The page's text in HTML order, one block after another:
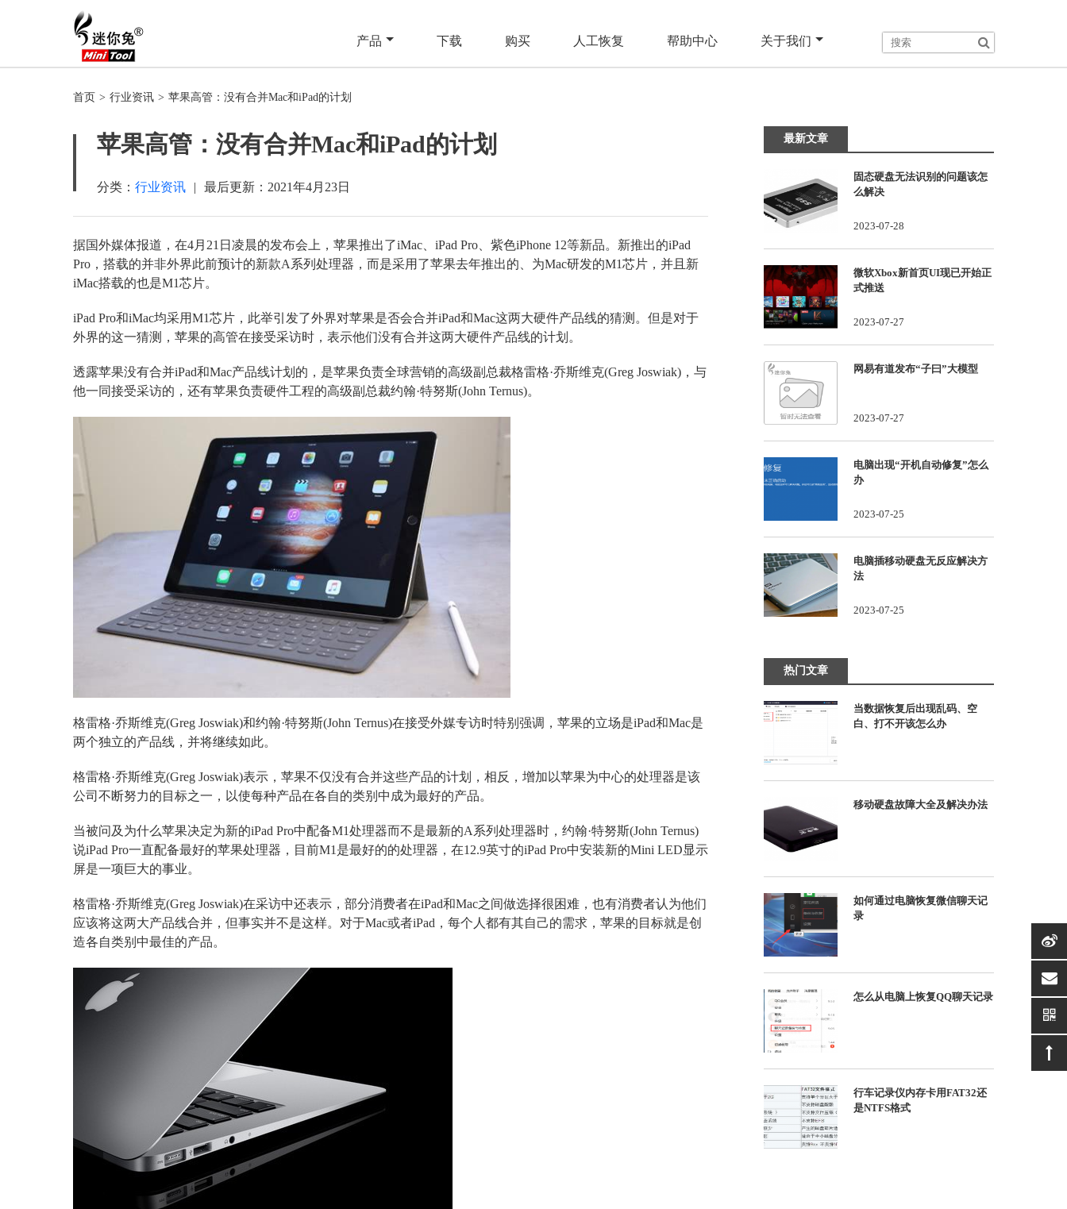
产品 下载 购买 人工恢复 帮助中心 关于我们
首页 > 行业资讯 > 苹果高管：没有合并Mac和iPad的计划
苹果高管：没有合并Mac和iPad的计划
分类： 行业资讯 | 最后更新： 2021年4月23日
据国外媒体报道，在4月21日凌晨的发布会上，苹果推出了iMac、iPad Pro、紫色iPhone 12等新品。新推出的iPad
Pro，搭载的并非外界此前预计的新款A系列处理器，而是采用了苹果去年推出的、为Mac研发的M1芯片，并且新
iMac搭载的也是M1芯片。
iPad Pro和iMac均采用M1芯片，此举引发了外界对苹果是否会合并iPad和Mac这两大硬件产品线的猜测。但是对于
外界的这一猜测，苹果的高管在接受采访时，表示他们没有合并这两大硬件产品线的计划。
透露苹果没有合并iPad和Mac产品线计划的，是苹果负责全球营销的高级副总裁格雷格·乔斯维克(Greg Joswiak)，与
他一同接受采访的，还有苹果负责硬件工程的高级副总裁约翰·特努斯(John Ternus)。
格雷格·乔斯维克(Greg Joswiak)和约翰·特努斯(John Ternus)在接受外媒专访时特别强调，苹果的立场是iPad和Mac是
两个独立的产品线，并将继续如此。
格雷格·乔斯维克(Greg Joswiak)表示，苹果不仅没有合并这些产品的计划，相反，增加以苹果为中心的处理器是该
公司不断努力的目标之一，以使每种产品在各自的类别中成为最好的产品。
当被问及为什么苹果决定为新的iPad Pro中配备M1处理器而不是最新的A系列处理器时，约翰·特努斯(John Ternus)
说iPad Pro一直配备最好的苹果处理器，目前M1是最好的的处理器，在12.9英寸的iPad Pro中安装新的Mini LED显示
屏是一项巨大的事业。
格雷格·乔斯维克(Greg Joswiak)在采访中还表示，部分消费者在iPad和Mac之间做选择很困难，也有消费者认为他们
应该将这两大产品线合并，但事实并不是这样。对于Mac或者iPad，每个人都有其自己的需求，苹果的目标就是创
造各自类别中最佳的产品。
最新文章
固态硬盘无法识别的问题该怎
么解决
2023-07-28
微软Xbox新首页UI现已开始正
式推送
2023-07-27
网易有道发布“子曰”大模型
2023-07-27
电脑出现“开机自动修复”怎么
办
2023-07-25
电脑插移动硬盘无反应解决方
法
2023-07-25
热门文章
当数据恢复后出现乱码、空
白、打不开该怎么办
移动硬盘故障大全及解决办法
如何通过电脑恢复微信聊天记
录
怎么从电脑上恢复QQ聊天记录
行车记录仪内存卡用FAT32还
是NTFS格式